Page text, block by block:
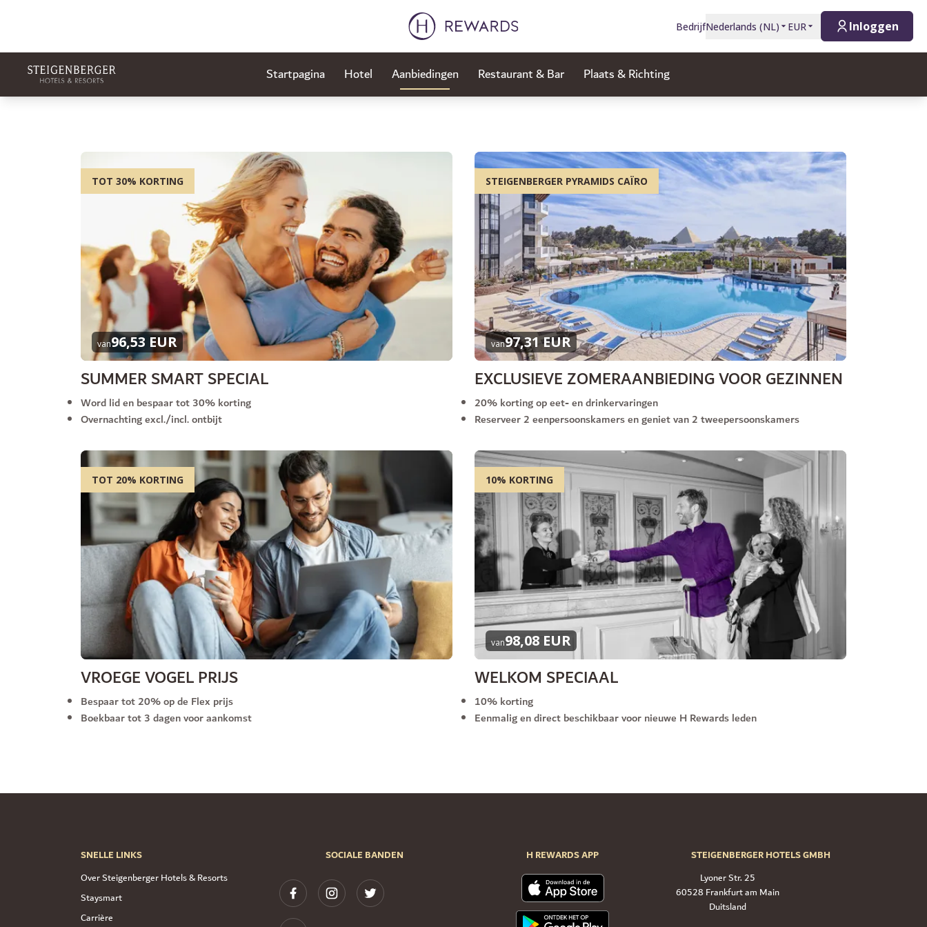
BedrijfNederlands (NL) EUR Inloggen
Startpagina Hotel Aanbiedingen Restaurant & Bar Plaats & Richting
TOT 30% KORTING
van96,53 EUR
SUMMER SMART SPECIAL
Word lid en bespaar tot 30% korting
Overnachting excl./incl. ontbijt
STEIGENBERGER PYRAMIDS CAÏRO
van97,31 EUR
EXCLUSIEVE ZOMERAANBIEDING VOOR GEZINNEN
20% korting op eet- en drinkervaringen
Reserveer 2 eenpersoonskamers en geniet van 2 tweepersoonskamers
TOT 20% KORTING
VROEGE VOGEL PRIJS
Bespaar tot 20% op de Flex prijs
Boekbaar tot 3 dagen voor aankomst
10% KORTING
van98,08 EUR
WELKOM SPECIAAL
10% korting
Eenmalig en direct beschikbaar voor nieuwe H Rewards leden
SNELLE LINKS
Over Steigenberger Hotels & Resorts
Staysmart
Carrière
SOCIALE BANDEN H REWARDS APP
STEIGENBERGER HOTELS GMBH
Lyoner Str. 25
60528 Frankfurt am Main
Duitsland